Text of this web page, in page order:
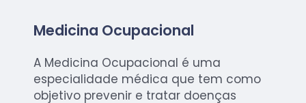
Medicina Ocupacional
A Medicina Ocupacional é uma
especialidade médica que tem como
objetivo prevenir e tratar doenças